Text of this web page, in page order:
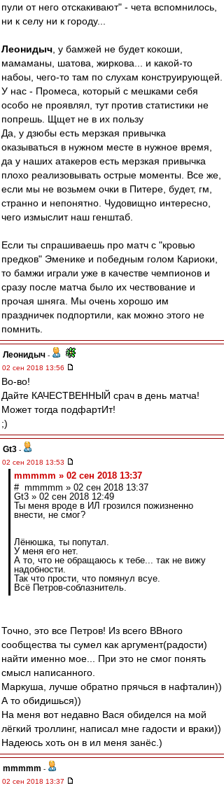
пули от него отскакивают" - чета вспомнилось,
ни к селу ни к городу...
Леонидыч , у бамжей не будет кокоши,
мамаманы, шатова, жиркова... и какой-то
набоы, чего-то там по слухам конструирующей.
У нас - Промеса, который с мешками себя
особо не проявлял, тут против статистики не
попрешь. Щщет не в их пользу
Да, у дзюбы есть мерзкая привычка
оказываться в нужном месте в нужное время,
да у наших атакеров есть мерзкая привычка
плохо реализовывать острые моменты. Все же,
если мы не возьмем очки в Питере, будет, гм,
странно и непонятно. Чудовищно интересно,
чего измыслит наш генштаб.
Если ты спрашиваешь про матч с "кровью
предков" Эменике и победным голом Кариоки,
то бамжи играли уже в качестве чемпионов и
сразу после матча было их чествование и
прочая шняга. Мы очень хорошо им
праздничек подпортили, как можно этого не
помнить.
Леонидыч -
02 сен 2018 13:56
Во-во!
Дайте КАЧЕСТВЕННЫЙ срач в день матча!
Может тогда подфартИт!
;)
Gt3 -
02 сен 2018 13:53
mmmmm » 02 сен 2018 13:37
# mmmmm » 02 сен 2018 13:37
Gt3 » 02 сен 2018 12:49
Ты меня вроде в ИЛ грозился пожизненно
внести, не смог?
Лёнюшка, ты попутал.
У меня его нет.
А то, что не обращаюсь к тебе... так не вижу
надобности.
Так что прости, что помянул всуе.
Всё Петров-соблазнитель.
Точно, это все Петров! Из всего ВВного
сообщества ты сумел как аргумент(радости)
найти именно мое... При это не смог понять
смысл написанного.
Маркуша, лучше обратно прячься в нафталин))
А то обидишься))
На меня вот недавно Вася обиделся на мой
лёгкий троллинг, написал мне гадости и враки))
Надеюсь хоть он в ил меня занёс.)
mmmmm -
02 сен 2018 13:37